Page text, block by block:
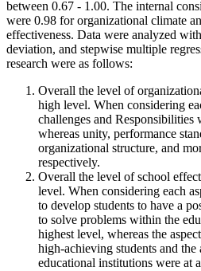
between 0.67 - 1.00. The internal
were 0.98 for organizational climate
effectiveness. Data were analyzed
deviation, and stepwise multiple
research were as follows:
Overall the level of
high level. When considering
challenges and Responsibilities
whereas unity, performance
organizational structure, and
respectively.
Overall the level of school
level. When considering each
to develop students to have a
to solve problems within the
highest level, whereas the
high-achieving students and
educational institutions were at